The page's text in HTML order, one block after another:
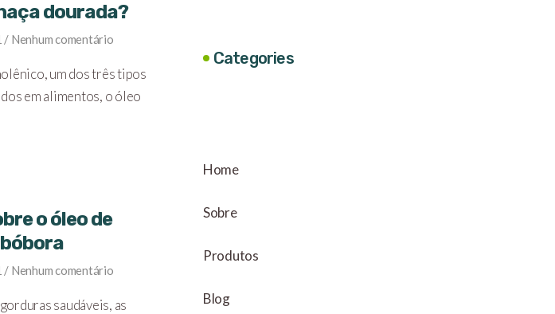
dourada?
Nenhum comentário
um dos três tipos
em alimentos, o óleo
o óleo de
Nenhum comentário
saudáveis, as
Categories
Home
Sobre
Produtos
Blog